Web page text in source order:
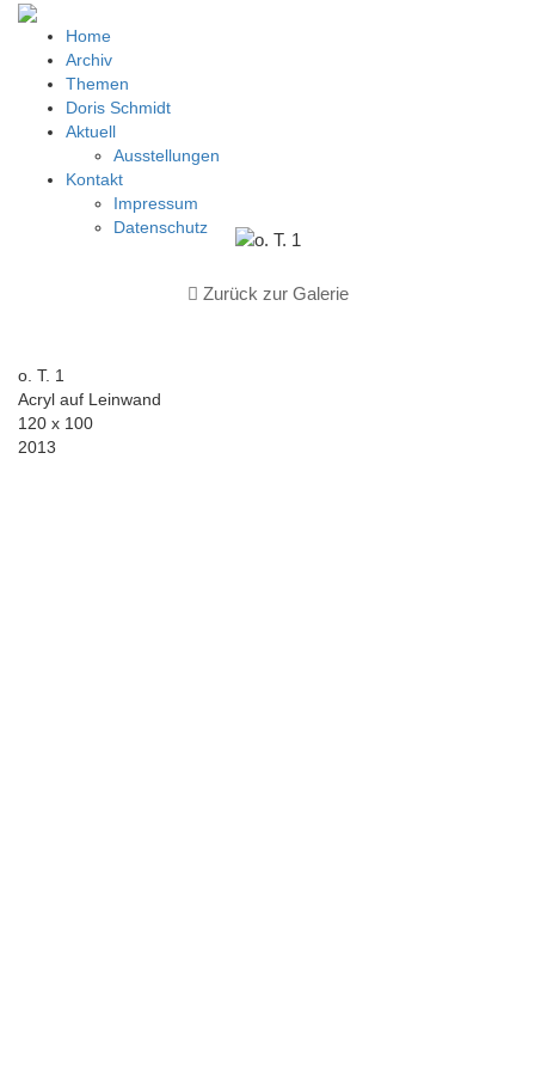
Home
Archiv
Themen
Doris Schmidt
Aktuell
Ausstellungen
Kontakt
Impressum
Datenschutz
Zurück zur Galerie
o. T. 1
Acryl auf Leinwand
120 x 100
2013